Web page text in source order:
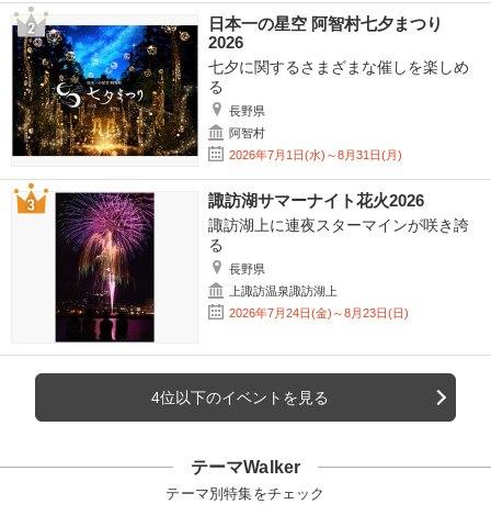
日本一の星空 阿智村七夕まつり
2026
七夕に関するさまざまな催しを楽しめ
る
長野県
阿智村
2026年7月1日(水)～8月31日(月)
諏訪湖サマーナイト花火2026
諏訪湖上に連夜スターマインが咲き誇
る
長野県
上諏訪温泉諏訪湖上
2026年7月24日(金)～8月23日(日)
4位以下のイベントを見る
テーマWalker
テーマ別特集をチェック